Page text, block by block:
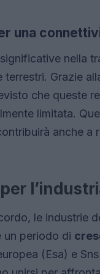
una
nella
terrestri. Grazie
che queste
limitata.
anche a
le industrie
un periodo di
(Esa) e